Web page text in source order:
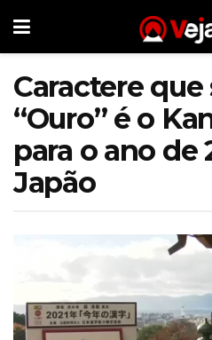
Caractere
“Ouro” é o
para o ano de
Japão